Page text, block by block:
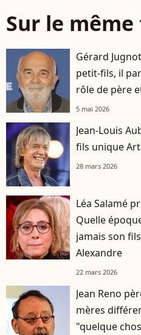
Sur le
Gérard
petit-fils, il
rôle de père
5 mai 2026
Jean-Louis
fils unique
28 mars 2026
Léa Salamé
Quelle
jamais son
Alexandre
22 mars 2026
Jean Reno
mères
"quelque